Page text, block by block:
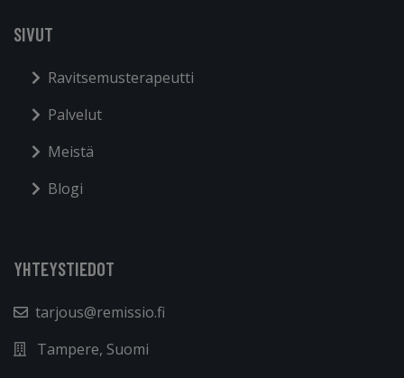
SIVUT
Ravitsemusterapeutti
Palvelut
Meistä
Blogi
YHTEYSTIEDOT
tarjous@remissio.fi
Tampere, Suomi